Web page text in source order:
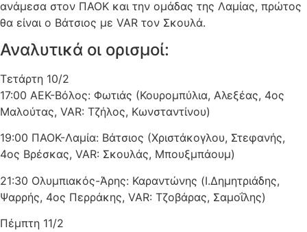
ανάμεσα στον ΠΑΟΚ και την ομάδας της Λαμίας, πρώτος
θα είναι ο Βάτσιος με VAR τον Σκουλά.
Αναλυτικά οι ορισμοί:
Τετάρτη 10/2
17:00 ΑΕΚ-Βόλος: Φωτιάς (Κουρομπύλια, Αλεξέας, 4ος
Μαλούτας, VAR: Τζήλος, Κωνσταντίνου)
19:00 ΠΑΟΚ-Λαμία: Βάτσιος (Χριστάκογλου, Στεφανής,
4ος Βρέσκας, VAR: Σκουλάς, Μπουξμπάουμ)
21:30 Ολυμπιακός-Άρης: Καραντώνης (Ι.Δημητριάδης,
Ψαρρής, 4ος Περράκης, VAR: Τζοβάρας, Σαμοΐλης)
Πέμπτη 11/2